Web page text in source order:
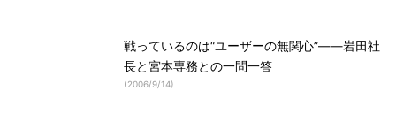
戦っているのは“ユーザーの無関心”――岩田社
長と宮本専務との一問一答
(2006/9/14)